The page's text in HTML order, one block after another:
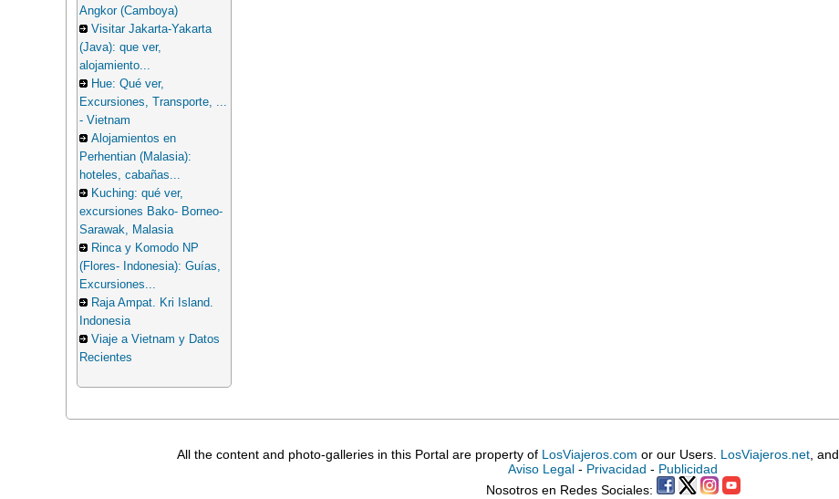
Angkor (Camboya)
Visitar Jakarta-Yakarta
(Java): que ver,
alojamiento...
Hue: Qué ver,
Excursiones, Transporte, ...
- Vietnam
Alojamientos en
Perhentian (Malasia):
hoteles, cabañas...
Kuching: qué ver,
excursiones Bako- Borneo-
Sarawak, Malasia
Rinca y Komodo NP
(Flores- Indonesia): Guías,
Excursiones...
Raja Ampat. Kri Island.
Indonesia
Viaje a Vietnam y Datos
Recientes
All the content and photo-galleries in this Portal are property of LosViajeros.com or our Users. LosViajeros.net, and
Aviso Legal - Privacidad - Publicidad
Nosotros en Redes Sociales: